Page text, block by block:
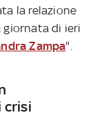
la relazione
di ieri
Zampa".
crisi